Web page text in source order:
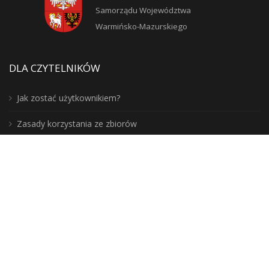
Samorządu Województwa
Warmińsko-Mazurskiego
DLA CZYTELNIKÓW
Jak zostać użytkownikiem?
Zasady korzystania ze zbiorów